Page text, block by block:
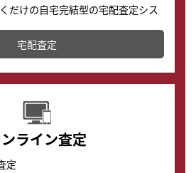
だけの自宅完結型の宅配査定シス
査定・買取に出すことが可能で
宅配査定
ライン査定
定